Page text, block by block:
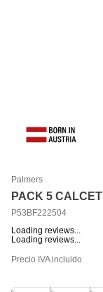
Palmers
PACK 5
P53BF222504
Loading reviews...
Loading reviews...
Precio IVA incluido